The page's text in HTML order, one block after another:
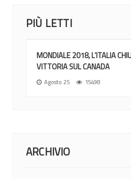
PIÙ LETTI
MONDIALE 2018, L’ITALIA
VITTORIA SUL CANADA
Agosto 25 15498
ARCHIVIO